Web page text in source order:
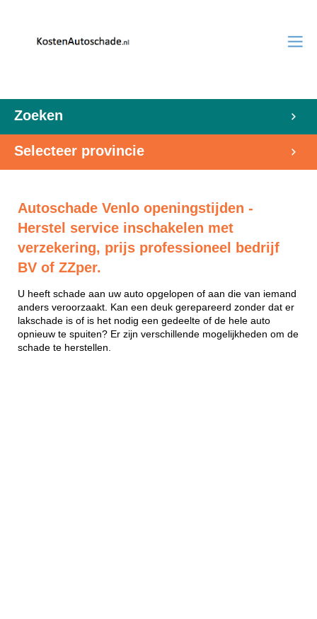
Zoeken
Selecteer provincie
Autoschade Venlo openingstijden -
Herstel service inschakelen met
verzekering, prijs professioneel bedrijf
BV of ZZper.
U heeft schade aan uw auto opgelopen of aan die van iemand
anders veroorzaakt. Kan een deuk gerepareerd zonder dat er
lakschade is of is het nodig een gedeelte of de hele auto
opnieuw te spuiten? Er zijn verschillende mogelijkheden om de
schade te herstellen.